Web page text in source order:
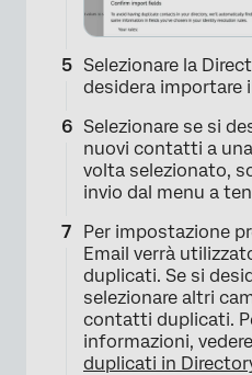
Selezionare la
desidera importare
Selezionare se si
nuovi contatti a
volta selezionato,
invio dal menu a
Per impostazione
Email verrà
duplicati. Se si
selezionare altri
contatti duplicati.
informazioni, vedere
duplicati in